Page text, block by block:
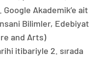
Google Akademik’e ait
Bilimler, Edebiyat
and Arts)
itibariyle 2. sırada